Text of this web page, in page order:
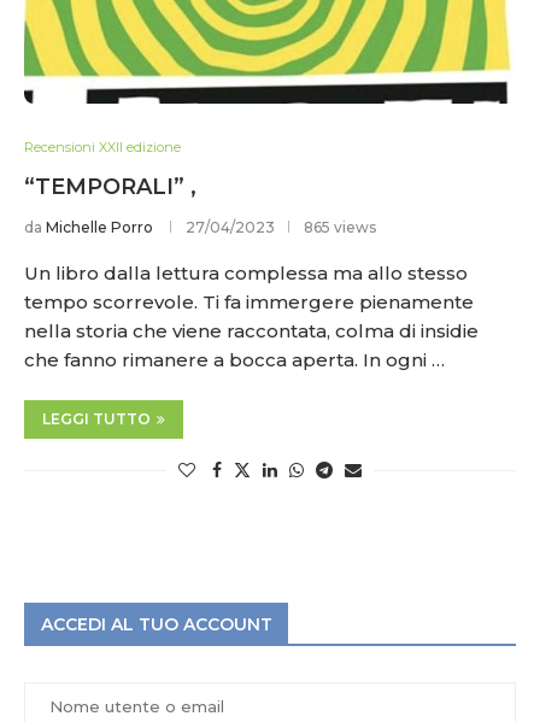
Recensioni XXII edizione
“TEMPORALI” ,
da Michelle Porro 27/04/2023 865 views
Un libro dalla lettura complessa ma allo stesso
tempo scorrevole. Ti fa immergere pienamente
nella storia che viene raccontata, colma di insidie
che fanno rimanere a bocca aperta. In ogni …
LEGGI TUTTO
ACCEDI AL TUO ACCOUNT